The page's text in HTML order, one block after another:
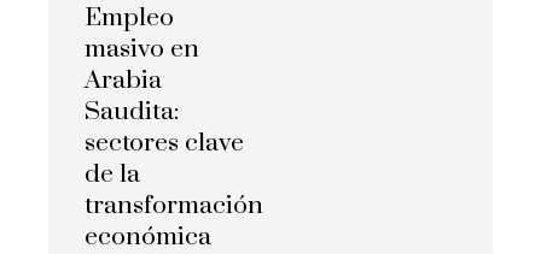
Empleo
masivo en
Arabia
Saudita:
sectores clave
de la
transformación
económica